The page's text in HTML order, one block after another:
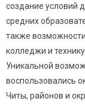
создание условий
средних
также
колледжи и
Уникальной
воспользовались
Читы, районов и